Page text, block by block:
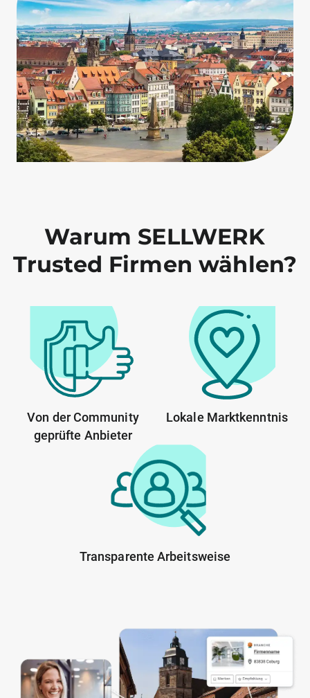
Warum SELLWERK
Trusted Firmen wählen?
Von der Community
geprüfte Anbieter
Lokale Marktkenntnis
Transparente Arbeitsweise